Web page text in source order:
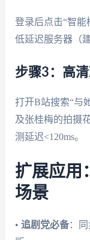
登录后点击“智能
低延迟服务器（
步骤3：高
打开B站搜索“与
及张桂梅的拍摄
测延迟<120ms。
扩展应用
场景
• 追剧党必备：同